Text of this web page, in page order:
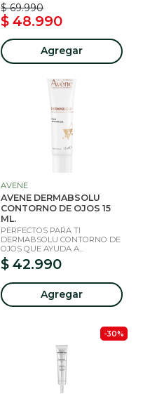
$ 69.990
$ 48.990
Agregar
AVENE
AVENE DERMABSOLU
CONTORNO DE OJOS 15
ML.
PERFECTOS PARA TI
DERMABSOLU CONTORNO DE
OJOS QUE AYUDA A...
$ 42.990
Agregar
-30%